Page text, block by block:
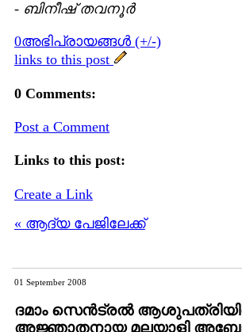
- ബിനീഷ് തവനൂര്‍
0അഭിപ്രായങ്ങള്‍ (+/-)
links to this post
0 Comments:
Post a Comment
Links to this post:
Create a Link
« ആദ്യ പേജിലേക്ക്
01 September 2008
ദമാം സെന്‍ട്രല്‍
അജ്ഞാതനായ മലയാളി